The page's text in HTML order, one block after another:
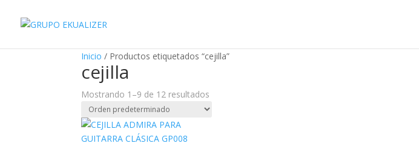
Inicio / Productos etiquetados “cejilla”
cejilla
Mostrando 1–9 de 12 resultados